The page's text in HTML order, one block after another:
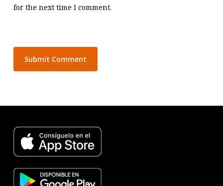
for the next time I comment.